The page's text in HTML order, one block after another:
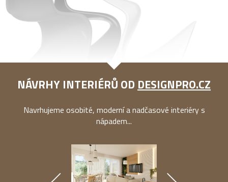
NÁVRHY INTERIÉRŮ OD DESIGNPRO.CZ
Navrhujeme osobité, moderní a nadčasové interiéry s
nápadem...